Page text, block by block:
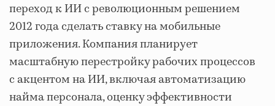
переход к ИИ с революционным решением
2012 года сделать ставку на мобильные
приложения. Компания планирует
масштабную перестройку рабочих процессов
с акцентом на ИИ, включая автоматизацию
найма персонала, оценку эффективности